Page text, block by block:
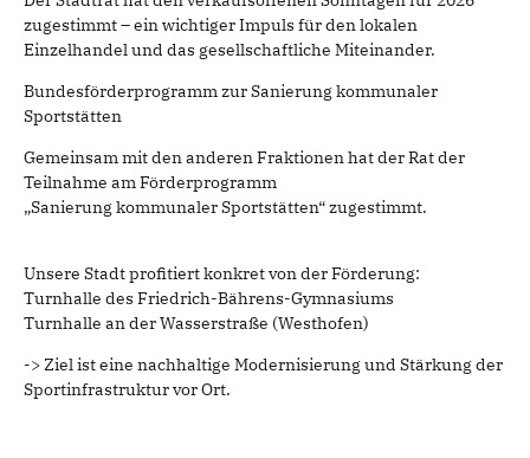
zugestimmt – ein wichtiger Impuls für den lokalen
Einzelhandel und das gesellschaftliche Miteinander.
Bundesförderprogramm zur Sanierung kommunaler
Sportstätten
Gemeinsam mit den anderen Fraktionen hat der Rat der
Teilnahme am Förderprogramm
„Sanierung kommunaler Sportstätten“ zugestimmt.
Unsere Stadt profitiert konkret von der Förderung:
Turnhalle des Friedrich-Bährens-Gymnasiums
Turnhalle an der Wasserstraße (Westhofen)
-> Ziel ist eine nachhaltige Modernisierung und Stärkung der
Sportinfrastruktur vor Ort.